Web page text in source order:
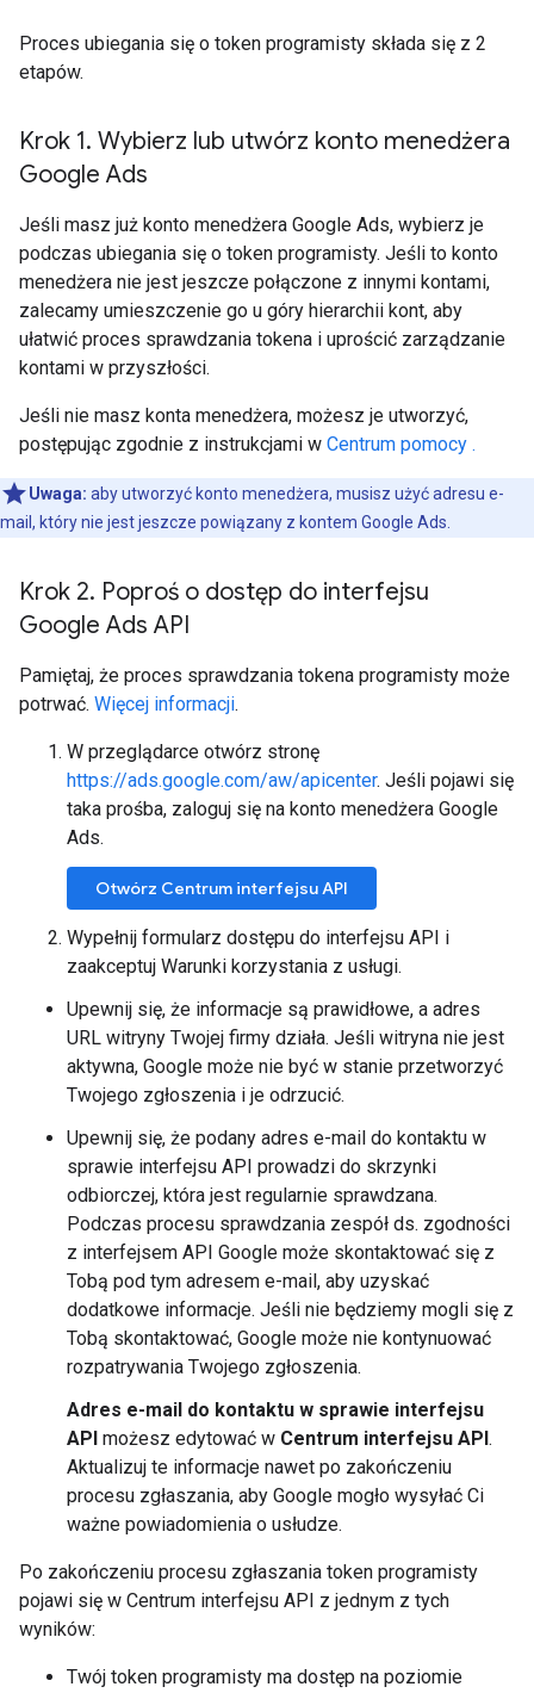
Proces ubiegania się o token programisty składa się z 2
etapów.
Krok 1. Wybierz lub utwórz konto menedżera
Google Ads
Jeśli masz już konto menedżera Google Ads, wybierz je
podczas ubiegania się o token programisty. Jeśli to konto
menedżera nie jest jeszcze połączone z innymi kontami,
zalecamy umieszczenie go u góry hierarchii kont, aby
ułatwić proces sprawdzania tokena i uprościć zarządzanie
kontami w przyszłości.
Jeśli nie masz konta menedżera, możesz je utworzyć,
postępując zgodnie z instrukcjami w Centrum pomocy .
Uwaga: aby utworzyć konto menedżera, musisz użyć adresu e-
mail, który nie jest jeszcze powiązany z kontem Google Ads.
Krok 2. Poproś o dostęp do interfejsu
Google Ads API
Pamiętaj, że proces sprawdzania tokena programisty może
potrwać. Więcej informacji.
W przeglądarce otwórz stronę
https://ads.google.com/aw/apicenter. Jeśli pojawi się
taka prośba, zaloguj się na konto menedżera Google
Ads.
Otwórz Centrum interfejsu API
Wypełnij formularz dostępu do interfejsu API i
zaakceptuj Warunki korzystania z usługi.
Upewnij się, że informacje są prawidłowe, a adres
URL witryny Twojej firmy działa. Jeśli witryna nie jest
aktywna, Google może nie być w stanie przetworzyć
Twojego zgłoszenia i je odrzucić.
Upewnij się, że podany adres e-mail do kontaktu w
sprawie interfejsu API prowadzi do skrzynki
odbiorczej, która jest regularnie sprawdzana.
Podczas procesu sprawdzania zespół ds. zgodności
z interfejsem API Google może skontaktować się z
Tobą pod tym adresem e-mail, aby uzyskać
dodatkowe informacje. Jeśli nie będziemy mogli się z
Tobą skontaktować, Google może nie kontynuować
rozpatrywania Twojego zgłoszenia.
Adres e-mail do kontaktu w sprawie interfejsu
API możesz edytować w Centrum interfejsu API.
Aktualizuj te informacje nawet po zakończeniu
procesu zgłaszania, aby Google mogło wysyłać Ci
ważne powiadomienia o usłudze.
Po zakończeniu procesu zgłaszania token programisty
pojawi się w Centrum interfejsu API z jednym z tych
wyników:
Twój token programisty ma dostęp na poziomie